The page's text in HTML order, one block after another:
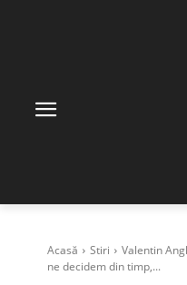
Acasă Stiri
Valentin
ne decidem din timp,...